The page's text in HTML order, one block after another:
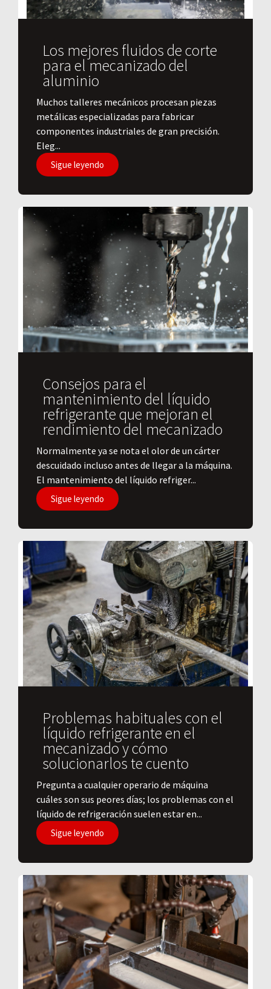
Los mejores fluidos de corte
para el mecanizado del
aluminio
​Muchos talleres mecánicos procesan piezas
metálicas especializadas para fabricar
componentes industriales de gran precisión.
Eleg...
Sigue leyendo
Consejos para el
mantenimiento del líquido
refrigerante que mejoran el
rendimiento del mecanizado
Normalmente ya se nota el olor de un cárter
descuidado incluso antes de llegar a la máquina.
El mantenimiento del líquido refriger...
Sigue leyendo
Problemas habituales con el
líquido refrigerante en el
mecanizado y cómo
solucionarlos te cuento
Pregunta a cualquier operario de máquina
cuáles son sus peores días; los problemas con el
líquido de refrigeración suelen estar en...
Sigue leyendo